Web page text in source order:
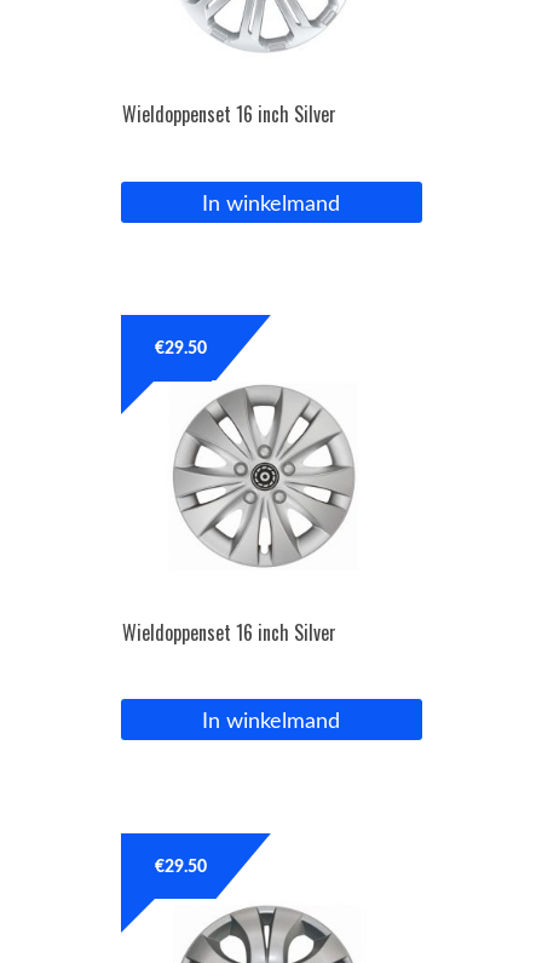
Wieldoppenset 16 inch Silver
In winkelmand
Wieldoppenset 16 inch Silver
€29.50
In winkelmand
€29.50